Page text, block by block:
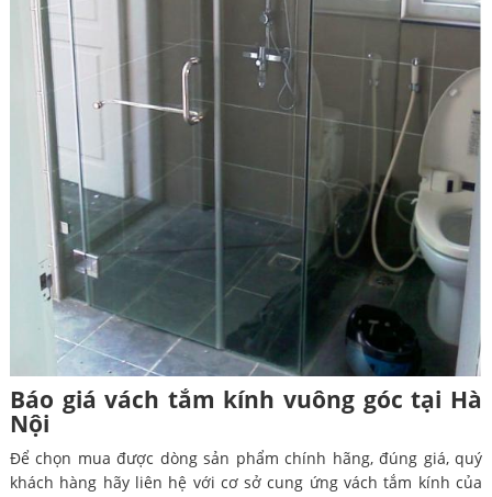
Báo giá vách tắm kính vuông góc tại Hà
Nội
Để chọn mua được dòng sản phẩm chính hãng, đúng giá, quý
khách hàng hãy liên hệ với cơ sở cung ứng vách tắm kính của